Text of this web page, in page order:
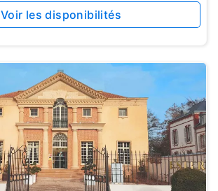
Voir les disponibilités